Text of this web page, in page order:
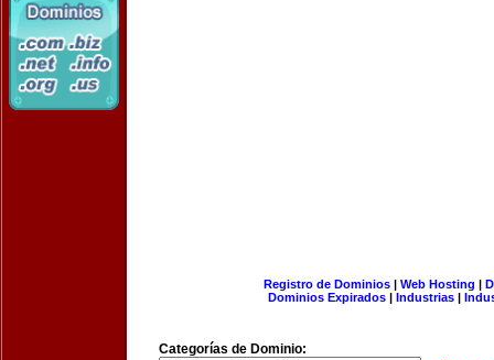
Registro de Dominios| Web Hosting |
Dominios Expirados | Industrias |
Categorías de Dominio: